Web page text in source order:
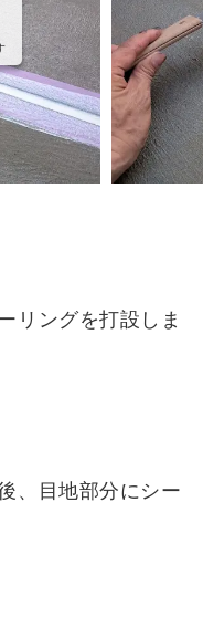
リングを打設しま
、目地部分にシー